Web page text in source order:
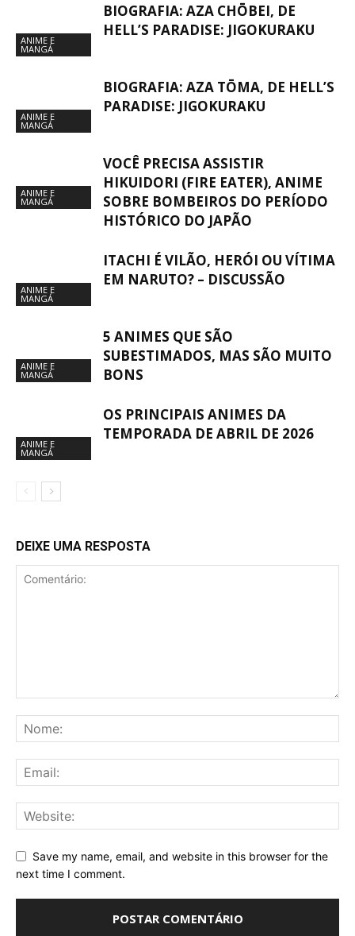
ANIME E
MANGÁ
BIOGRAFIA: AZA CHŌBEI, DE
HELL’S PARADISE: JIGOKURAKU
ANIME E
MANGÁ
BIOGRAFIA: AZA TŌMA, DE HELL’S
PARADISE: JIGOKURAKU
ANIME E
MANGÁ
VOCÊ PRECISA ASSISTIR
HIKUIDORI (FIRE EATER), ANIME
SOBRE BOMBEIROS DO PERÍODO
HISTÓRICO DO JAPÃO
ANIME E
MANGÁ
ITACHI É VILÃO, HERÓI OU VÍTIMA
EM NARUTO? – DISCUSSÃO
ANIME E
MANGÁ
5 ANIMES QUE SÃO
SUBESTIMADOS, MAS SÃO MUITO
BONS
ANIME E
MANGÁ
OS PRINCIPAIS ANIMES DA
TEMPORADA DE ABRIL DE 2026
DEIXE UMA RESPOSTA
Save my name, email, and website in this browser for the
next time I comment.